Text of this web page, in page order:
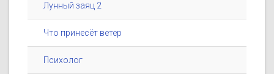
Лунный заяц 2
Что принесёт ветер
Психолог